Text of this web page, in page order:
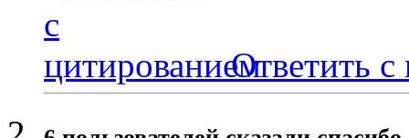
Ответить с